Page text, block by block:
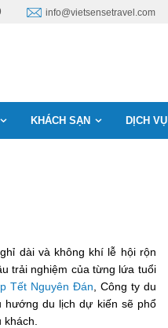
info@vietsensetravel.com
KHÁCH SẠN DỊCH VỤ
dài và không khí lễ hội rộn
trải nghiệm của từng lứa tuổi
Tết Nguyên Đán , Công ty du
hướng du lịch dự kiến sẽ phổ